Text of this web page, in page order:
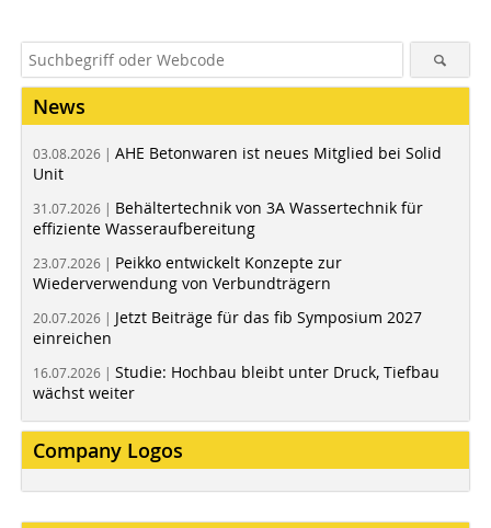
News
03.08.2026 | AHE Betonwaren ist neues Mitglied bei Solid
Unit
31.07.2026 | Behältertechnik von 3A Wassertechnik für
effiziente Wasseraufbereitung
23.07.2026 | Peikko entwickelt Konzepte zur
Wiederverwendung von Verbundträgern
20.07.2026 | Jetzt Beiträge für das fib Symposium 2027
einreichen
16.07.2026 | Studie: Hochbau bleibt unter Druck, Tiefbau
wächst weiter
Company Logos